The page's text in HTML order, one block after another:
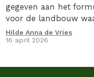
gegeven aan het
voor de landbouw
via een convenant
we op 16 april 2026,
Minister van
Hilde Anna de Vries
16 april 2026